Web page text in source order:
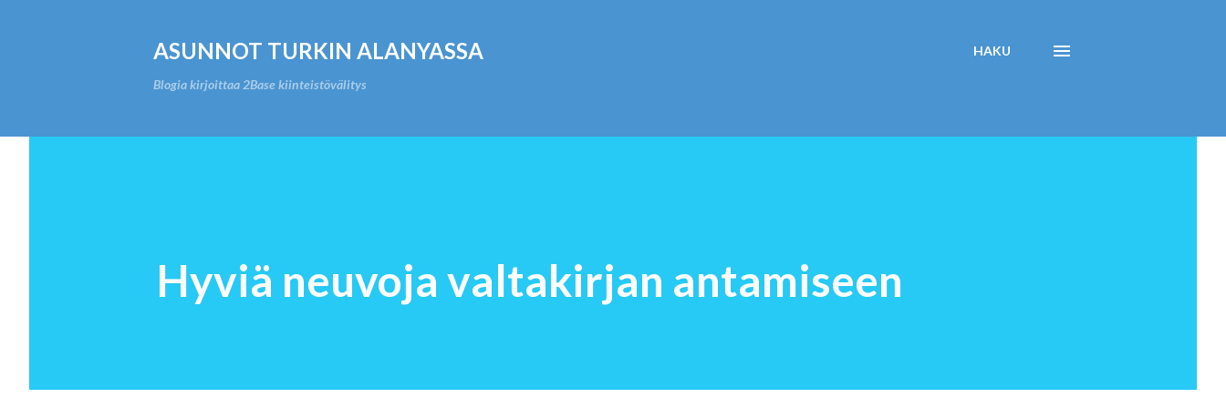
ASUNNOT TURKIN ALANYASSA
Blogia kirjoittaa 2Base kiinteistövälitys
HAKU
Hyviä neuvoja valtakirjan antamiseen